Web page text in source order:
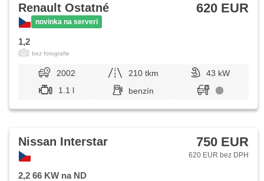
bez fotografie
Renault Ostatné
novinka na serveri
620 EUR
1,2
2002 210 tkm
43 kW
1.1 l
benzín
Nissan Interstar 750 EUR
620 EUR bez DPH
2,2 66 KW na ND